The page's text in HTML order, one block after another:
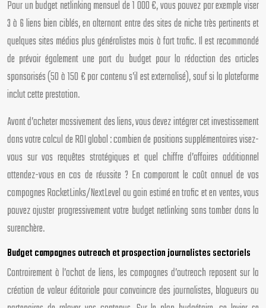
Pour un budget netlinking mensuel de 1 000 €, vous pouvez par exemple viser
3 à 6 liens bien ciblés, en alternant entre des sites de niche très pertinents et
quelques sites médias plus généralistes mais à fort trafic. Il est recommandé
de prévoir également une part du budget pour la rédaction des articles
sponsorisés (50 à 150 € par contenu s’il est externalisé), sauf si la plateforme
inclut cette prestation.
Avant d’acheter massivement des liens, vous devez intégrer cet investissement
dans votre calcul de ROI global : combien de positions supplémentaires visez-
vous sur vos requêtes stratégiques et quel chiffre d’affaires additionnel
attendez-vous en cas de réussite ? En comparant le coût annuel de vos
campagnes RocketLinks/NextLevel au gain estimé en trafic et en ventes, vous
pouvez ajuster progressivement votre budget netlinking sans tomber dans la
surenchère.
Budget campagnes outreach et prospection journalistes sectoriels
Contrairement à l’achat de liens, les campagnes d’outreach reposent sur la
création de valeur éditoriale pour convaincre des journalistes, blogueurs ou